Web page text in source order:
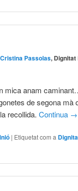
Cristina Passolas, Dignitat
mica anam
de segona mà
recollida.Continua →
| Etiquetat com a